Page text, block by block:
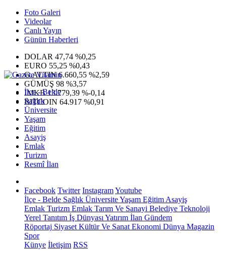
Foto Galeri
Videolar
Canlı Yayın
Günün Haberleri
DOLAR 47,74 %0,25
EURO 55,25 %0,43
G.ALTIN6.660,55 %2,59
GÜMÜŞ 98 %3,57
IMKB13.779,39 %-0,14
BITCOIN 64.917 %0,91
İlçe - Belde
Sağlık
Üniversite
Yaşam
Eğitim
Asayiş
Emlak
Turizm
Resmî İlan
Facebook Twitter InstagramYoutube
İlçe - Belde Sağlık ÜniversiteYaşam Eğitim Asayiş
Emlak Turizm Emlak Tarım Ve Sanayi Belediye Teknoloji
Yerel Tanıtım İş Dünyası Yatırım İlan Gündem
Röportaj Siyaset Kültür Ve Sanat Ekonomi Dünya Magazin
Spor
Künye İletişim RSS